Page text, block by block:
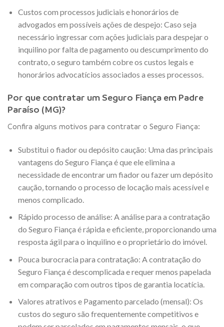
Custos com processos judiciais e honorários de
advogados em possíveis ações de despejo: Caso seja
necessário ingressar com ações judiciais para despejar o
inquilino por falta de pagamento ou descumprimento do
contrato, o seguro também cobre os custos legais e
honorários advocatícios associados a esses processos.
Por que contratar um Seguro Fiança em Padre
Paraíso (MG)?
Confira alguns motivos para contratar o Seguro Fiança:
Substitui o fiador ou depósito caução: Uma das principais
vantagens do Seguro Fiança é que ele elimina a
necessidade de encontrar um fiador ou fazer um depósito
caução, tornando o processo de locação mais acessível e
menos complicado.
Rápido processo de análise: A análise para a contratação
do Seguro Fiança é rápida e eficiente, proporcionando uma
resposta ágil para o inquilino e o proprietário do imóvel.
Pouca burocracia para contratação: A contratação do
Seguro Fiança é descomplicada e requer menos papelada
em comparação com outros tipos de garantia locatícia.
Valores atrativos e Pagamento parcelado (mensal): Os
custos do seguro são frequentemente competitivos e